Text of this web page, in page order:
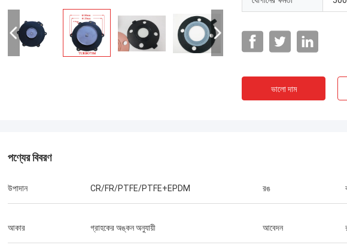
ভালো দাম
পণ্যের বিবরণ
উপাদান CR/FR/PTFE/PTFE+EPDM রঙ
আকার গ্রাহকের অঙ্কন অনুযায়ী আবেদন